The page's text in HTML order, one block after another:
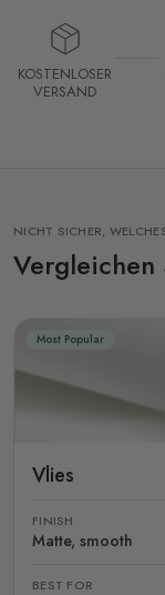
KOSTENLOSER
VERSAND
NICHT SICHER,
Most Popular
Vlies
FINISH
Matte, smooth
BEST FOR